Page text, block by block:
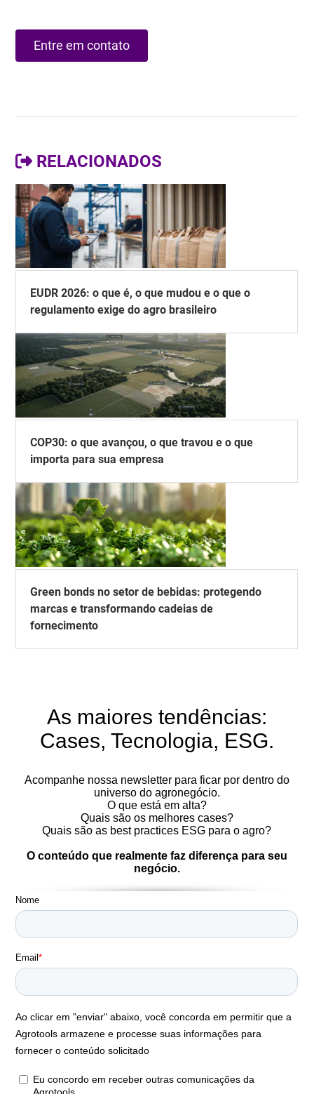
Entre em contato
RELACIONADOS
EUDR 2026: o que é, o que mudou e o que o
regulamento exige do agro brasileiro
COP30: o que avançou, o que travou e o que
importa para sua empresa
Green bonds no setor de bebidas: protegendo
marcas e transformando cadeias de
fornecimento